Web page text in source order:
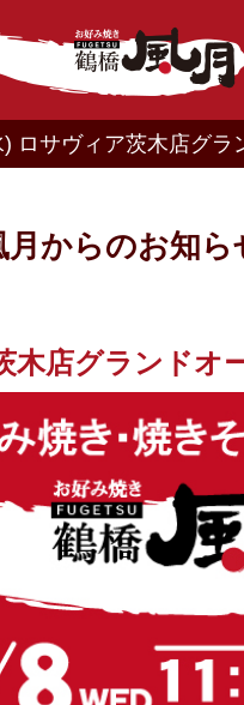
) ロサヴィア茨木店グラ
月からのお知ら
木店グランドオ